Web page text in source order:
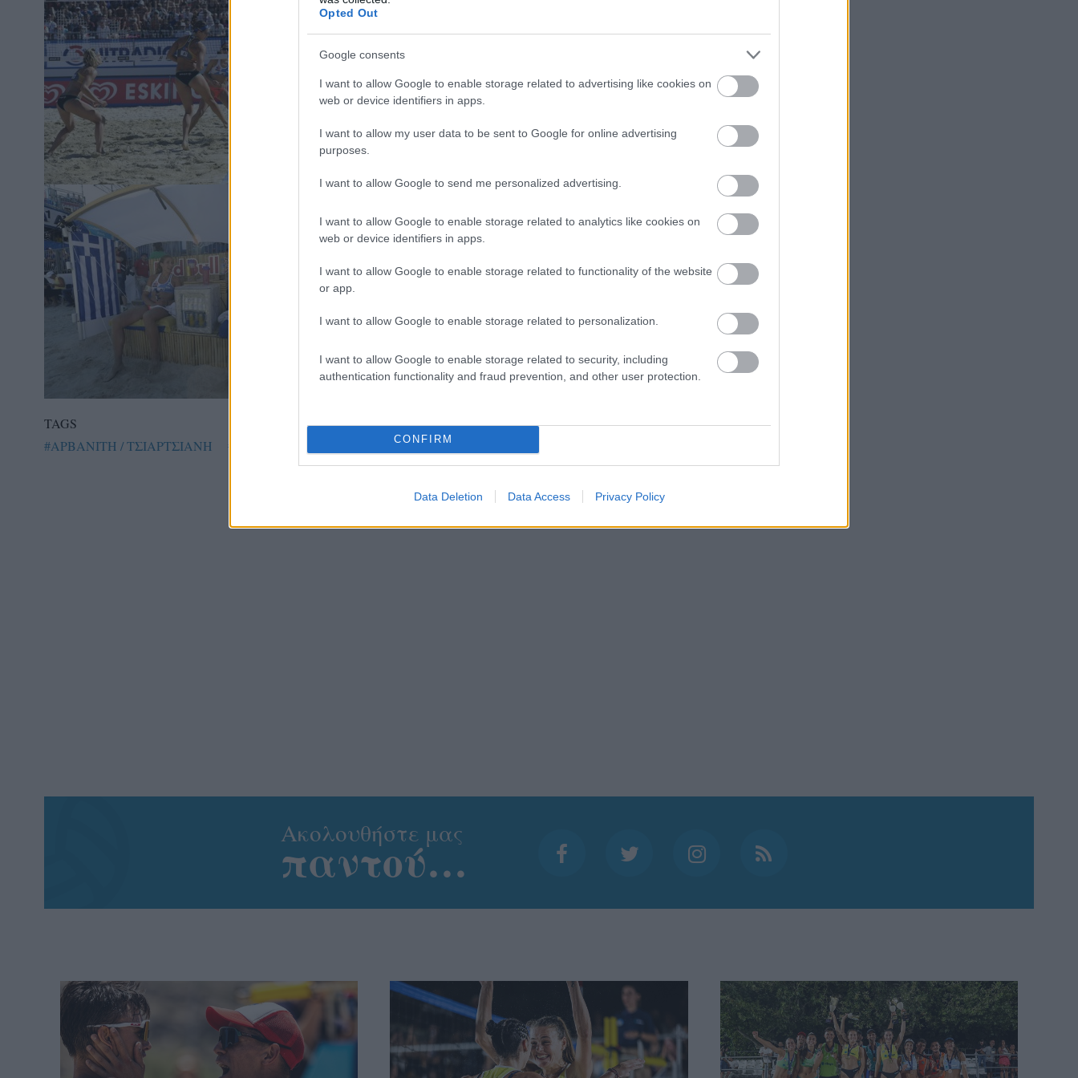
Opted Out
Google consents
I want to allow Google to enable storage related to advertising like cookies on
web or device identifiers in apps.
I want to allow my user data to be sent to Google for online advertising
purposes.
I want to allow Google to send me personalized advertising.
I want to allow Google to enable storage related to analytics like cookies on
web or device identifiers in apps.
I want to allow Google to enable storage related to functionality of the website
or app.
I want to allow Google to enable storage related to personalization.
I want to allow Google to enable storage related to security, including
authentication functionality and fraud prevention, and other user protection.
CONFIRM
Data Deletion Data Access Privacy Policy
TAGS
#ΑΡΒΑΝΙΤΗ / ΤΣΙΑΡΤΣΙΑΝΗ
#ΚΛΑΓΚΕΝΦΟΥΡΤ
Aκολουθήστε μας
παντού…